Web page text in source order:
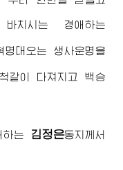
치시는 경애하는
대오는 생사운명을
같이 다져지고 백승
하는 김정은동지 께서